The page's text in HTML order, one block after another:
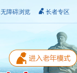
无障碍浏览 长者专区